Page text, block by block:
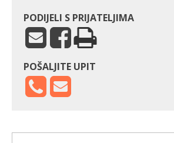
PODIJELI S PRIJATELJIMA
POŠALJITE UPIT